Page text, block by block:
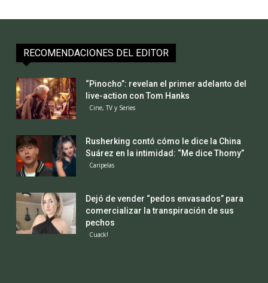
RECOMENDACIONES DEL EDITOR
“Pinocho”: revelan el primer adelanto del
live-action con Tom Hanks
Cine, TV y Series
Rusherking contó cómo le dice la China
Suárez en la intimidad: “Me dice Thomy”
Caripelas
Dejó de vender “pedos envasados” para
comercializar la transpiración de sus
pechos
Cuack!